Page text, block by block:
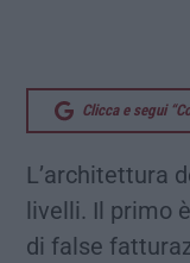
Clicca e segui
L’architettura
livelli. Il primo
di false